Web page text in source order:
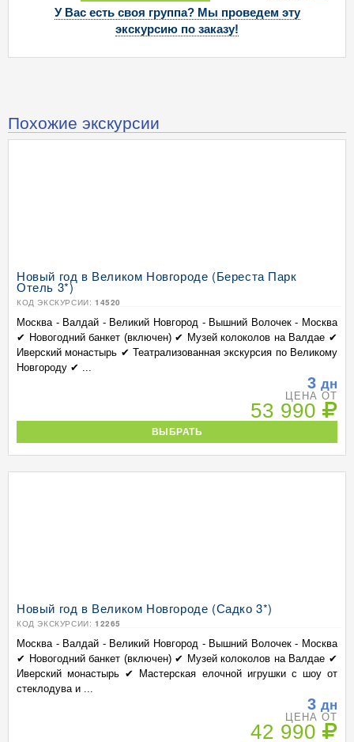
У Вас есть своя группа? Мы проведем эту
экскурсию по заказу!
Похожие экскурсии
Новый год в Великом Новгороде (Береста Парк
Отель 3*)
КОД ЭКСКУРСИИ: 14520
Москва - Валдай - Великий Новгород - Вышний Волочек - Москва
✔ Новогодний банкет (включен) ✔ Музей колоколов на Валдае ✔
Иверский монастырь ✔ Театрализованная экскурсия по Великому
Новгороду ✔ ...
3 дн
ЦЕНА ОТ
53 990
ВЫБРАТЬ
Новый год в Великом Новгороде (Садко 3*)
КОД ЭКСКУРСИИ: 12265
Москва - Валдай - Великий Новгород - Вышний Волочек - Москва
✔ Новогодний банкет (включен) ✔ Музей колоколов на Валдае ✔
Иверский монастырь ✔ Мастерская елочной игрушки с шоу от
стеклодува и ...
3 дн
ЦЕНА ОТ
42 990